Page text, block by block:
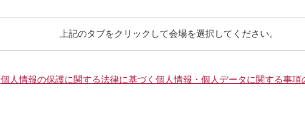
上記のタブをクリックして会場を選択してください。
個人情報の保護に関する法律に基づく個人情報・個人データに関する事項